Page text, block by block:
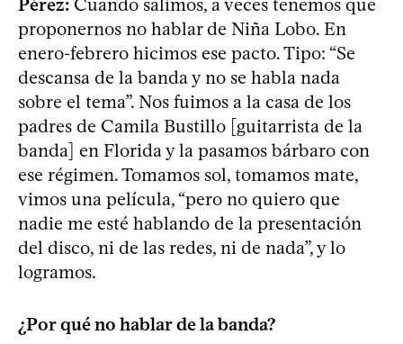
proponernos no hablar de Niña Lobo. En
enero-febrero hicimos ese pacto. Tipo: “Se
descansa de la banda y no se habla nada
sobre el tema”. Nos fuimos a la casa de los
padres de Camila Bustillo [guitarrista de la
banda] en Florida y la pasamos bárbaro con
ese régimen. Tomamos sol, tomamos mate,
vimos una película, “pero no quiero que
nadie me esté hablando de la presentación
del disco, ni de las redes, ni de nada”, y lo
logramos.
¿Por qué no hablar de la banda?